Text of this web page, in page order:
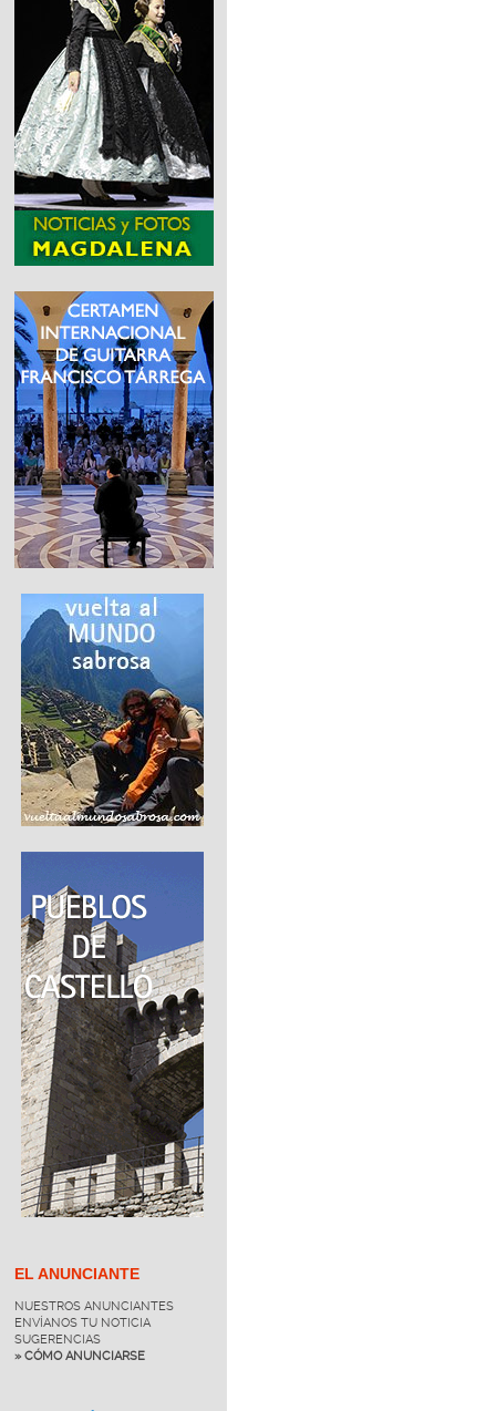
EL ANUNCIANTE
NUESTROS ANUNCIANTES
ENVÍANOS TU NOTICIA
SUGERENCIAS
» CÓMO ANUNCIARSE